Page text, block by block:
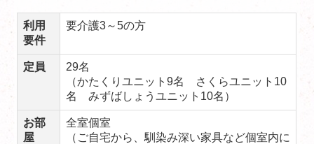
利用
要件
要介護3～5の方
定員
29名
（かたくりユニット9名 さくらユニット10
名 みずばしょうユニット10名）
お部
屋
全室個室
（ご自宅から、馴染み深い家具など個室内に